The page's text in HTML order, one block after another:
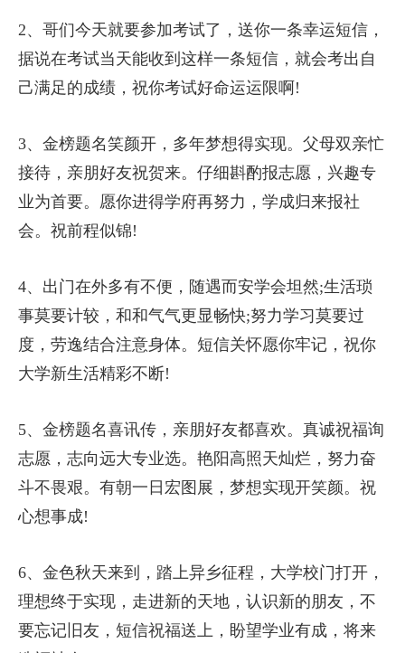
2、哥们今天就要参加考试了，送你一条幸运短信，
据说在考试当天能收到这样一条短信，就会考出自
己满足的成绩，祝你考试好命运运限啊!
3、金榜题名笑颜开，多年梦想得实现。父母双亲忙
接待，亲朋好友祝贺来。仔细斟酌报志愿，兴趣专
业为首要。愿你进得学府再努力，学成归来报社
会。祝前程似锦!
4、出门在外多有不便，随遇而安学会坦然;生活琐
事莫要计较，和和气气更显畅快;努力学习莫要过
度，劳逸结合注意身体。短信关怀愿你牢记，祝你
大学新生活精彩不断!
5、金榜题名喜讯传，亲朋好友都喜欢。真诚祝福询
志愿，志向远大专业选。艳阳高照天灿烂，努力奋
斗不畏艰。有朝一日宏图展，梦想实现开笑颜。祝
心想事成!
6、金色秋天来到，踏上异乡征程，大学校门打开，
理想终于实现，走进新的天地，认识新的朋友，不
要忘记旧友，短信祝福送上，盼望学业有成，将来